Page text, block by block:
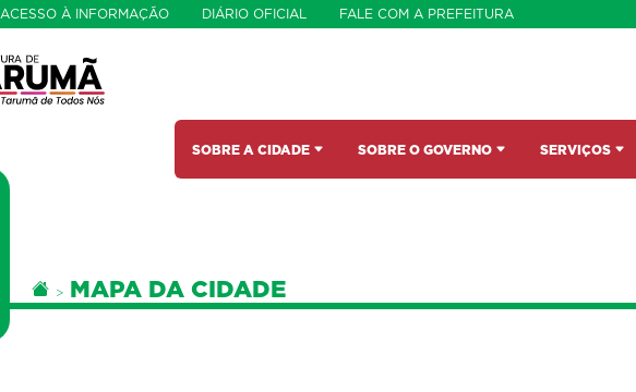
ACESSO À INFORMAÇÃO DIÁRIO OFICIAL FALE COM A PREFEITURA
SOBRE A CIDADE SOBRE O GOVERNO SERVIÇOS
Você está aqui:
PÁGINA INICIAL
MAPA DA CIDADE